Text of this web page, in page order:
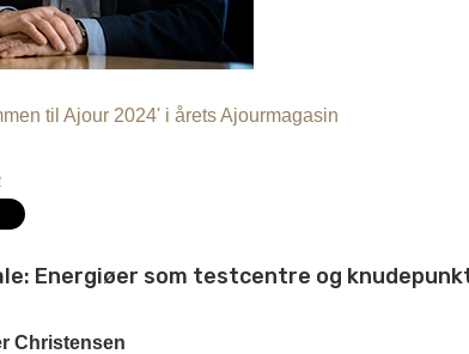
til Ajour 2024' i årets Ajourmagasin
Energiøer som testcentre og
Christensen